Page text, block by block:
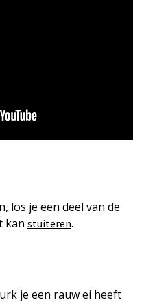
los je een deel van de
kan stuiteren.
je een rauw ei heeft